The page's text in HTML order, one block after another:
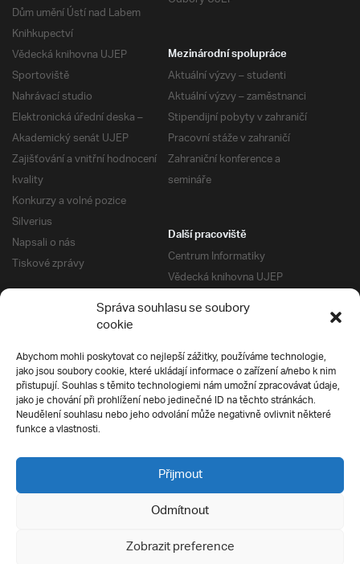
Správa souhlasu se soubory
cookie
Abychom mohli poskytovat co nejlepší zážitky, používáme technologie,
jako jsou soubory cookie, které ukládají informace o zařízení a/nebo k nim
přistupují. Souhlas s těmito technologiemi nám umožní zpracovávat údaje,
jako je chování při prohlížení nebo jedinečné ID na těchto stránkách.
Neudělení souhlasu nebo jeho odvolání může negativně ovlivnit některé
funkce a vlastnosti.
Přijmout
Odmítnout
Zobrazit preference
Dům umění Ústí nad Labem
Knihkupectví
Vědecká knihovna UJEP
Sportoviště
Nahrávací studio
Elektronická úřední deska –
Akademický senát UJEP
Zajišťování a vnitřní hodnocení
kvality
Konkurzy a volné pozice
Silverius
Napsali o nás
Tiskové zprávy
Mezinárodní spolupráce
Aktuální výzvy – studenti
Aktuální výzvy – zaměstnanci
Stipendijní pobyty v zahraničí
Pracovní stáže v zahraničí
Zahraniční konference a
semináře
Další pracoviště
Centrum Informatiky
Vědecká knihovna UJEP
Správa kolejí a menz
Univerzitní centrum podpory
Silverius
Pro uchazeče
Přijímací řízení
E-prihlaska
Přípravné kurzy
Ochrana soukromí
Všechna práva vyhrazena